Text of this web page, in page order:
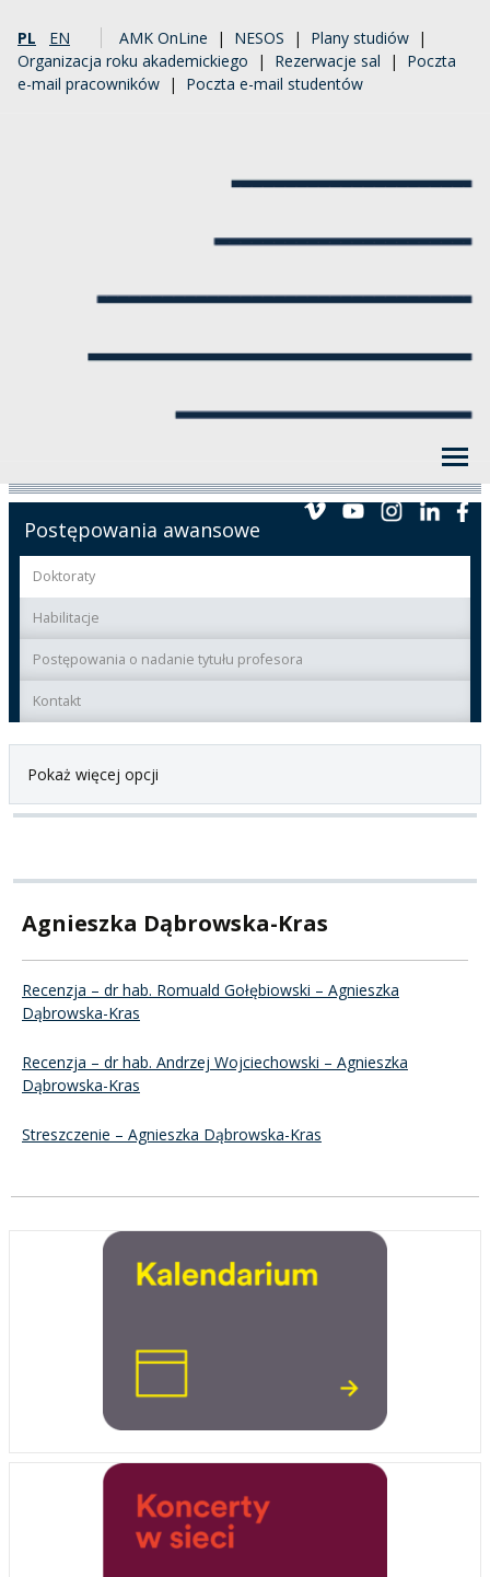
PL EN AMK OnLine | NESOS | Plany studiów |
Organizacja roku akademickiego | Rezerwacje sal | Poczta
e-mail pracowników | Poczta e-mail studentów
Postępowania awansowe
Doktoraty
Habilitacje
Postępowania o nadanie tytułu profesora
Kontakt
Pokaż więcej opcji
Agnieszka Dąbrowska-Kras
Recenzja – dr hab. Romuald Gołębiowski – Agnieszka
Dąbrowska-Kras
Recenzja – dr hab. Andrzej Wojciechowski – Agnieszka
Dąbrowska-Kras
Streszczenie – Agnieszka Dąbrowska-Kras